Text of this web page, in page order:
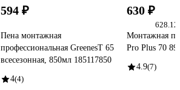
594 ₽
Пена монтажная
профессиональная GreenesT 65
всесезонная, 850мл 185117850
4(4)
630 ₽
628.12
Монтажная
Pro Plus 70
4.9(7)